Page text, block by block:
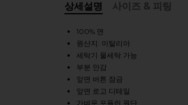
view 2 of 3 원피스 in White
상세설명
사이즈 & 피팅
100% 면
원산지: 이탈리아
세탁기 물세탁 가능
부분 안감
앞면 버튼 잠금
앞면 로고 디테일
가벼운 포플린 원단